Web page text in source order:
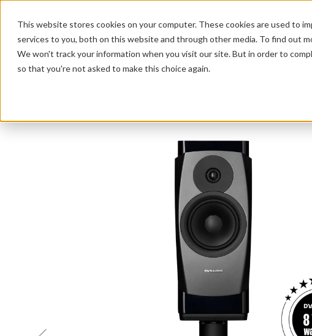
This website stores cookies on your computer. These cookies are used to
services to you, both on this website and through other media. To find out
We won't track your information when you visit our site. But in order to
so that you're not asked to make this choice again.